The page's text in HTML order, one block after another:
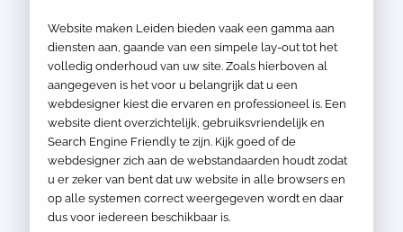
Website maken Leiden bieden vaak een gamma aan
diensten aan, gaande van een simpele lay-out tot het
volledig onderhoud van uw site. Zoals hierboven al
aangegeven is het voor u belangrijk dat u een
webdesigner kiest die ervaren en professioneel is. Een
website dient overzichtelijk, gebruiksvriendelijk en
Search Engine Friendly te zijn. Kijk goed of de
webdesigner zich aan de webstandaarden houdt zodat
u er zeker van bent dat uw website in alle browsers en
op alle systemen correct weergegeven wordt en daar
dus voor iedereen beschikbaar is.